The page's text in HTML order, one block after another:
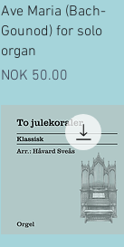
Quick View
Ave Maria (Bach-
Gounod) for solo
organ
Price
NOK 50.00